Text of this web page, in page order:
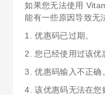
如果您无法使用
能有一些原因导致无
1. 优惠码已过期。
2. 您已经使用过该优
3. 优惠码输入不正确
4. 该优惠码无法在您